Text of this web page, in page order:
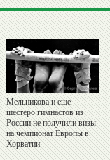
Мельникова и еще
шестеро гимнастов из
России не получили визы
на чемпионат Европы в
Хорватии